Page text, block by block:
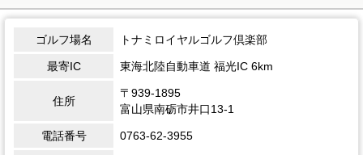
ゴルフ場名 トナミロイヤルゴルフ倶楽部
最寄IC 東海北陸自動車道 福光IC 6km
住所
〒939-1895
富山県南砺市井口13-1
電話番号 0763-62-3955